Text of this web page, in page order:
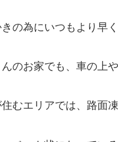
きの為にいつもより早
んのお家でも、車の上
むエリアでは、路面